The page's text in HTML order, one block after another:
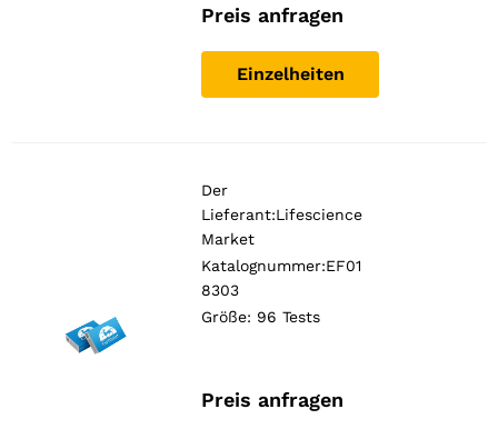
Preis anfragen
Einzelheiten
Der
Lieferant:Lifescience
Market
Katalognummer:EF01
8303
Größe: 96 Tests
Preis anfragen